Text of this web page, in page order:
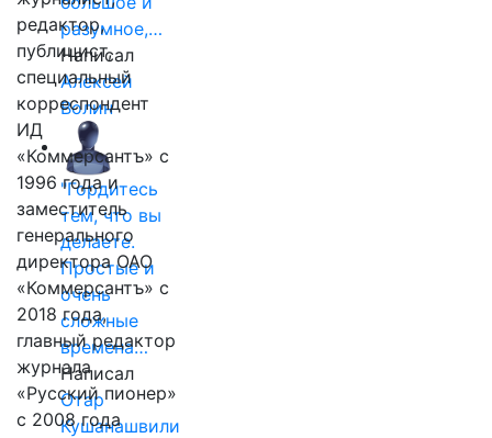
разумное,…
Написал
Алексей
Волин
"Гордитесь
тем, что вы
делаете.
Простые и
очень
сложные
времена…
Написал
Отар
Кушанашвили
редактор,
публицист,
специальный
корреспондент
ИД
«Коммерсантъ» с
1996 года и
заместитель
генерального
директора ОАО
«Коммерсантъ» с
2018 года,
главный редактор
журнала
«Русский пионер»
с 2008 года